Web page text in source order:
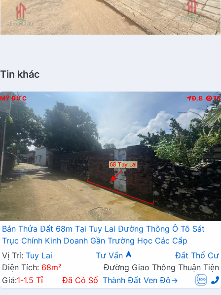
Tin khác
MỸ ĐỨC Đ.B 75
Bán Thửa Đất 68m Tại Tuy Lai Đường Thông Ô Tô Sát
Trục Chính Kinh Doanh Gần Trường Học Các Cấp
Vị Trí: Tuy Lai Tư Vấn
Đất Thổ Cư
Diện Tích: 68m²
Đường Giao Thông Thuận Tiện
Giá:1-1.5 Tỉ Đã Có Sổ Thành Đất Ven Đô→